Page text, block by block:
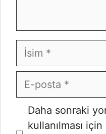
İsim
E-
posta
İnternet
sitesi
Daha sonraki
kullanılması